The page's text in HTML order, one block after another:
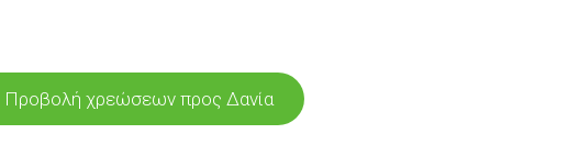
Προβολή χρεώσεων προς Δανία